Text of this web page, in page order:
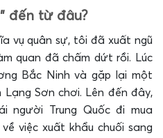
đến từ đâu?
vụ quân sự, tôi đã xuất ngũ
quan đã chấm dứt rồi. Lúc
Bắc Ninh và gặp lại một
Sơn chơi. Lên đến đây,
người Trung Quốc đi mua
việc xuất khẩu chuối sang